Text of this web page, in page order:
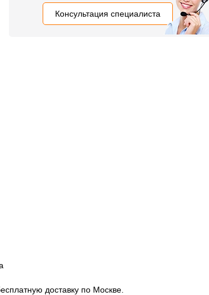
Консультация специалиста
доставку по Москве.